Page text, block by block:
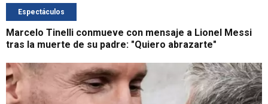
Espectáculos
Marcelo Tinelli conmueve con mensaje a Lionel Messi
tras la muerte de su padre: "Quiero abrazarte"